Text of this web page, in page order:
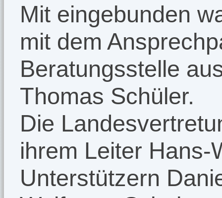
Mit eingebunden
mit dem
Beratungsstelle
Thomas Schüler.
Die
ihrem Leiter Hans-
Unterstützern